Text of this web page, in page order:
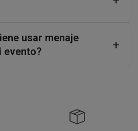
usar menaje
evento?